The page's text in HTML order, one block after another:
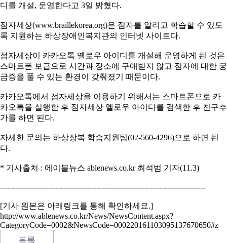
디를 개설, 운영한다고 3일 밝혔다.
점자세상(www.braillekorea.org)은 점자를 알리고 학습할 수 있도
록 지원하는 하상장애인복지관의 인터넷 사이트다.
점자세상이 카카오톡 옐로우 아이디를 개설해 운영하게 된 것은
스마트폰 보급으로 시간과 장소에 구애받지 않고 점자에 대한 궁
금증을 풀 수 있는 환경이 갖춰졌기 때문이다.
카카오톡에서 점자세상을 이용하기 위해서는 스마트폰으로 카
카오톡을 실행한 후 점자세상 옐로우 아이디를 검색한 후 친구추
가를 하면 된다.
자세한 문의는 하상장복 학습지원팀(02-560-4296)으로 하면 된
다.
* 기사출처 : 에이블뉴스 ablenews.co.kr 최석범 기자(11.3)
---------------------------------------------------------------------------------
[기사 원본은 아래링크를 통해 확인하세요.]
http://www.ablenews.co.kr/News/NewsContent.aspx?
CategoryCode=0002&NewsCode=000220161103095137670650#z
목록